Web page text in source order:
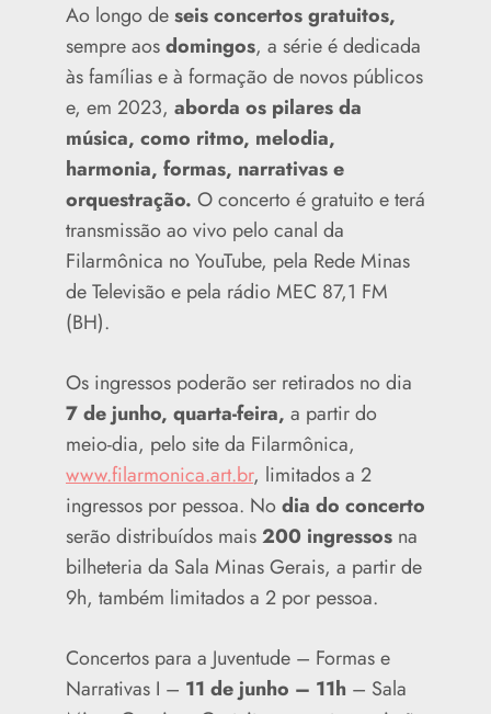
Ao longo deseis concertos gratuitos,
sempre aosdomingos, a série é dedicada
às famílias e à formação de novos públicos
e, em 2023, aborda os pilares da
música, como ritmo, melodia,
harmonia, formas, narrativas e
orquestração. O concerto é gratuito e terá
transmissão ao vivo pelo canal da
Filarmônica no YouTube, pela Rede Minas
de Televisão e pela rádio MEC 87,1 FM
(BH).
Os ingressos poderão ser retirados no dia
7 de junho, quarta-feira, a partir do
meio-dia, pelo site da Filarmônica,
www.filarmonica.art.br, limitados a 2
ingressos por pessoa. Nodia do concerto
serão distribuídos mais200 ingressos na
bilheteria da Sala Minas Gerais, a partir de
9h, também limitados a 2 por pessoa.
Concertos para a Juventude – Formas e
Narrativas I – 11 de junho – 11h – Sala